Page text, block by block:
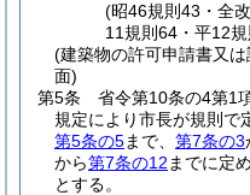
(昭46規則43・全
11規則64・平12
(建築物の許可申請書又
面)
第5条
省令第10条の4第1
規定により市長が規則で
第5条の5まで、 第7条の3
から第7条の12 までに定
とする。